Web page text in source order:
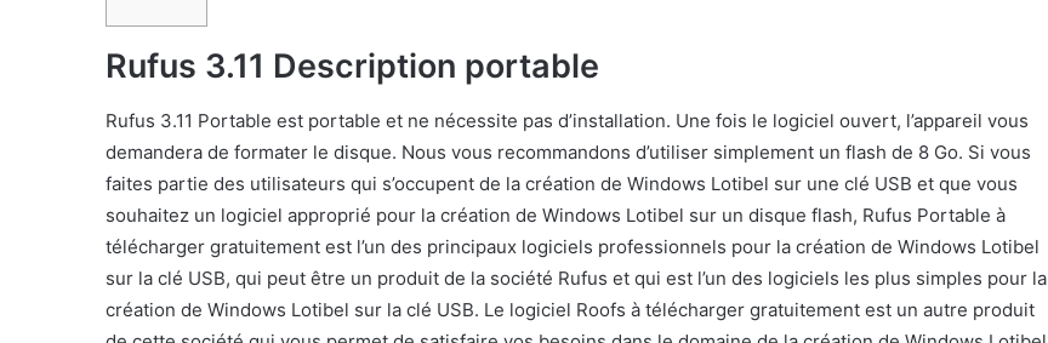
Rufus 3.11 Description portable
Rufus 3.11 Portable est portable et ne nécessite pas d’installation. Une fois le logiciel ouvert, l’appareil vous
demandera de formater le disque. Nous vous recommandons d’utiliser simplement un flash de 8 Go. Si vous
faites partie des utilisateurs qui s’occupent de la création de Windows Lotibel sur une clé USB et que vous
souhaitez un logiciel approprié pour la création de Windows Lotibel sur un disque flash, Rufus Portable à
télécharger gratuitement est l’un des principaux logiciels professionnels pour la création de Windows Lotibel
sur la clé USB, qui peut être un produit de la société Rufus et qui est l’un des logiciels les plus simples pour la
création de Windows Lotibel sur la clé USB. Le logiciel Roofs à télécharger gratuitement est un autre produit